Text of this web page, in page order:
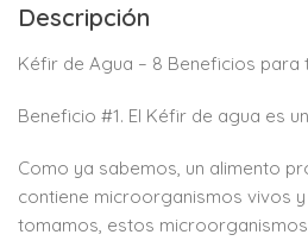
Descripción
Kéfir de Agua – 8 Beneficios para
Beneficio #1. El Kéfir de agua es
Como ya sabemos, un alimento
contiene microorganismos vivos
tomamos, estos